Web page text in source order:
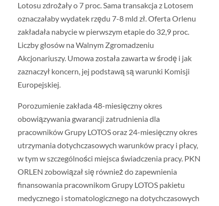
Lotosu zdrożały o 7 proc. Sama transakcja z Lotosem
oznaczałaby wydatek rzędu 7-8 mld zł. Oferta Orlenu
zakładała nabycie w pierwszym etapie do 32,9 proc.
Liczby głosów na Walnym Zgromadzeniu
Akcjonariuszy. Umowa została zawarta w środę i jak
zaznaczył koncern, jej podstawą są warunki Komisji
Europejskiej.
Porozumienie zakłada 48-miesięczny okres
obowiązywania gwarancji zatrudnienia dla
pracowników Grupy LOTOS oraz 24-miesięczny okres
utrzymania dotychczasowych warunków pracy i płacy,
w tym w szczególności miejsca świadczenia pracy. PKN
ORLEN zobowiązał się również do zapewnienia
finansowania pracownikom Grupy LOTOS pakietu
medycznego i stomatologicznego na dotychczasowych